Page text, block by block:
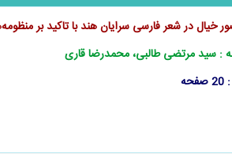
خیال در شعر فارسی سرایان هند با تاکید بر
: سید مرتضی طالبی، محمدرضا قاری